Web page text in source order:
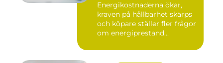
Energikostnaderna ökar,
kraven på hållbarhet skärps
och köpare ställer fler frågor
om energiprestand...